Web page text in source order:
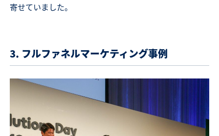
寄せていました。
3. フルファネルマーケティング事例